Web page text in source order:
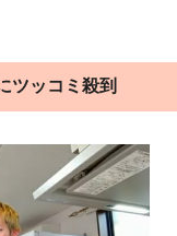
ツッコミ殺到